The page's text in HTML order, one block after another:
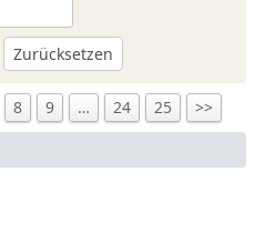
Zurücksetzen
8 9 … 24 25 >>